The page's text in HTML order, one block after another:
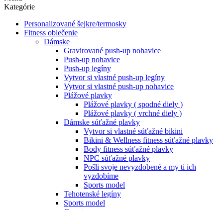
Kategórie
Personalizované šejkre/termosky
Fitness oblečenie
Dámske
Gravirované push-up nohavice
Push-up nohavice
Push-up legíny
Vytvor si vlastné push-up legíny
Vytvor si vlastné push-up nohavice
Plážové plavky
Plážové plavky ( spodné diely )
Plážové plavky ( vrchné diely )
Dámske súťažné plavky
Vytvor si vlastné súťažné bikini
Bikini & Wellness fitness súťažné plavky
Body fitness súťažné plavky
NPC súťažné plavky
Pošli svoje nevyzdobené a my ti ich
vyzdobíme
Sports model
Tehotenské legíny
Sports model